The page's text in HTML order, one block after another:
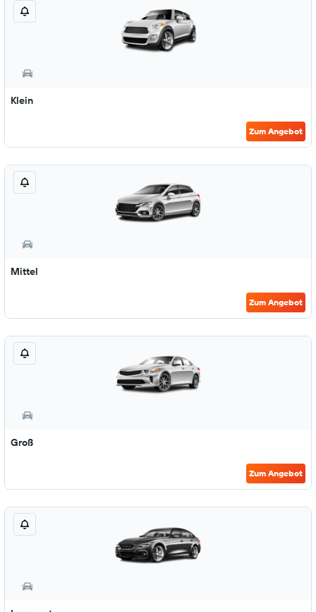
Klein
Zum Angebot
Mittel
Zum Angebot
Groß
Zum Angebot